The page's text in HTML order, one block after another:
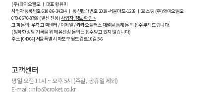
(주)와이오엘오 ㅣ 대표 황유미
사업자등록번호610-86-34204ㅣ 통신판매번호 2019-서울마포-1239 ㅣ 호스팅 (주)와이오엘오
070-8676-8799 (발신 전용)사업자 정보 확인 >
고객 문의: 우측 고객센터 / 이메일 / 카카오플러스 채널을 통해 문의 접수 부탁드립니다.
(정확한 상담 기록을 위해 유선상 문의는 접수받고 있지 않습니다)
주소 [04004] 서울특별시 마포구 월드컵로10길5-6
고객센터
평일 오전 11시 ~ 오후 5시 (주말, 공휴일 제외)
E-mail : info@croket.co.kr